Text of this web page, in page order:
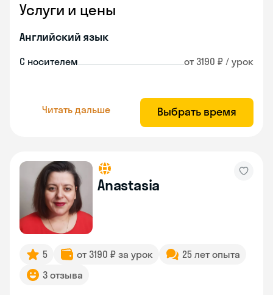
Услуги и цены
Английский язык
С носителем от 3190 ₽ / урок
Читать дальше Выбрать время
Anastasia
5 от 3190 ₽ за урок
25 лет опыта
3 отзыва